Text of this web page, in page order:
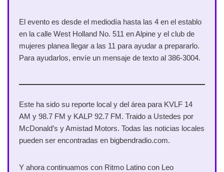
El evento es desde el mediodía hasta las 4 en el establo
en la calle West Holland No. 511 en Alpine y el club de
mujeres planea llegar a las 11 para ayudar a prepararlo.
Para ayudarlos, envíe un mensaje de texto al 386-3004.
Este ha sido su reporte local y del área para KVLF 14
AM y 98.7 FM y KALP 92.7 FM. Traido a Ustedes por
McDonald’s y Amistad Motors. Todas las noticias locales
pueden ser encontradas en bigbendradio.com.
Y ahora continuamos con Ritmo Latino con Leo